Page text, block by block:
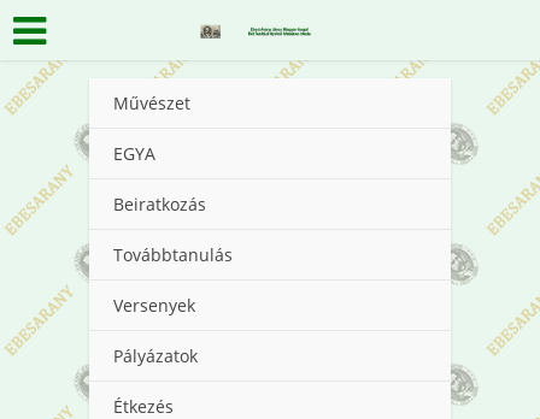
Művészet
EGYA
Beiratkozás
Továbbtanulás
Versenyek
Pályázatok
Étkezés